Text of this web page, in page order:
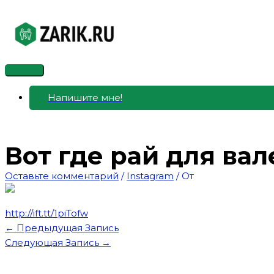
содержимому
Главное
меню
Напишите мне!
Вот где рай для
Оставьте комментарий / Instagram / От
http://ift.tt/1piTofw
← Предыдущая Запись
Следующая Запись →